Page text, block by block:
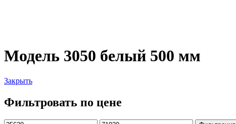
Модель 3050 белый 500 мм
Закрыть
Фильтровать по цене